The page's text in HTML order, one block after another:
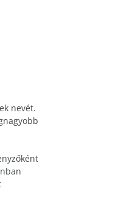
nevét.